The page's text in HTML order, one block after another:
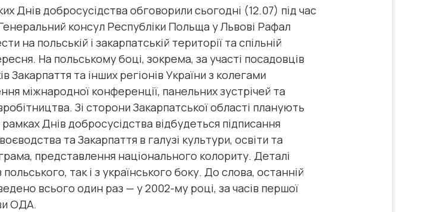
Днів добросусідства обговорили сьогодні (12.07) під час
консул Республіки Польща у Львові Рафал
на польській і закарпатській території та спільній
На польському боці, зокрема, за участі посадовців
Закарпаття та інших регіонів України з колегами
міжнародної конференції, панельних зустрічей та
Зі сторони Закарпатської області планують
Днів добросусідства відбудеться підписання
та Закарпаття в галузі культури, освіти та
представлення національного колориту. Деталі
так і з українського боку. До слова, останній
всього один раз — у 2002-му році, за часів першої
ОДА.